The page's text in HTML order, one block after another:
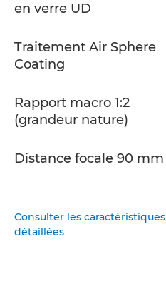
en verre UD
Traitement Air Sphere
Coating
Rapport macro 1:2
(grandeur nature)
Distance focale 90 mm
Consulter les caractéristiques
détaillées